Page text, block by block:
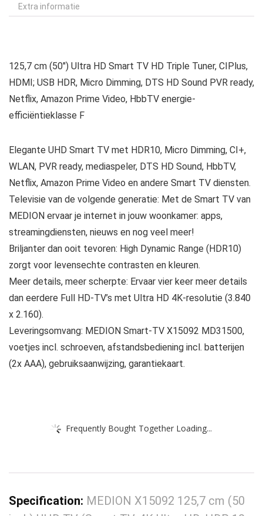
Extra informatie
125,7 cm (50″) Ultra HD Smart TV HD Triple Tuner, CIPlus,
HDMI; USB HDR, Micro Dimming, DTS HD Sound PVR ready,
Netflix, Amazon Prime Video, HbbTV energie-
efficiëntieklasse F
Elegante UHD Smart TV met HDR10, Micro Dimming, CI+,
WLAN, PVR ready, mediaspeler, DTS HD Sound, HbbTV,
Netflix, Amazon Prime Video en andere Smart TV diensten.
Televisie van de volgende generatie: Met de Smart TV van
MEDION ervaar je internet in jouw woonkamer: apps,
streamingdiensten, nieuws en nog veel meer!
Briljanter dan ooit tevoren: High Dynamic Range (HDR10)
zorgt voor levensechte contrasten en kleuren.
Meer details, meer scherpte: Ervaar vier keer meer details
dan eerdere Full HD-TV’s met Ultra HD 4K-resolutie (3.840
x 2.160).
Leveringsomvang: MEDION Smart-TV X15092 MD31500,
voetjes incl. schroeven, afstandsbediening incl. batterijen
(2x AAA), gebruiksaanwijzing, garantiekaart.
Frequently Bought Together Loading...
Specification: MEDION X15092 125,7 cm (50